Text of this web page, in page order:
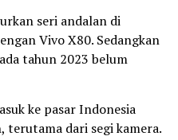
seri andalan di
Vivo X80. Sedangkan
tahun 2023 belum
ke pasar Indonesia
terutama dari segi kamera.